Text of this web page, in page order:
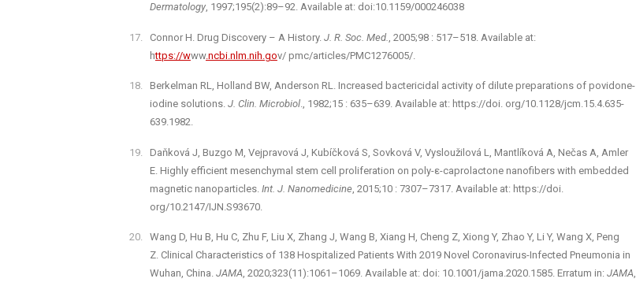
Dermatology, 1997;195(2):89–92. Available at: doi:10.1159/000246038
Connor H. Drug Discovery –⁠ A History. J. R. Soc. Med. , 2005;98 : 517–518. Available at:
https://www.ncbi.nlm.nih.gov/ pmc/articles/PMC1276005/.
Berkelman RL, Holland BW, Anderson RL. Increased bactericidal activity of dilute preparations of povidone-
iodine solutions. J. Clin. Microbiol., 1982;15 : 635–639. Available at: https://doi. org/10.1128/jcm.15.4.635-
639.1982.
Daňková J, Buzgo M, Vejpravová J, Kubíčková S, Sovková V, Vysloužilová L, Mantlíková A, Nečas A, Amler
E. Highly efficient mesenchymal stem cell proliferation on poly-ε-caprolactone nanofibers with embedded
magnetic nanoparticles. Int. J. Nanomedicine , 2015;10 : 7307–7317. Available at: https://doi.
org/10.2147/IJN.S93670.
Wang D, Hu B, Hu C, Zhu F, Liu X, Zhang J, Wang B, Xiang H, Cheng Z, Xiong Y, Zhao Y, Li Y, Wang X, Peng
Z. Clinical Characteristics of 138 Hospitalized Patients With 2019 Novel Coronavirus-Infected Pneumonia in
Wuhan, China. JAMA, 2020;323(11):1061–1069. Available at: doi: 10.1001/jama.2020.1585. Erratum in: JAMA,